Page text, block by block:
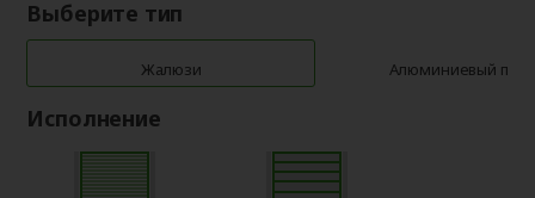
Выберите тип
Жалюзи Алюминиевый
Исполнение